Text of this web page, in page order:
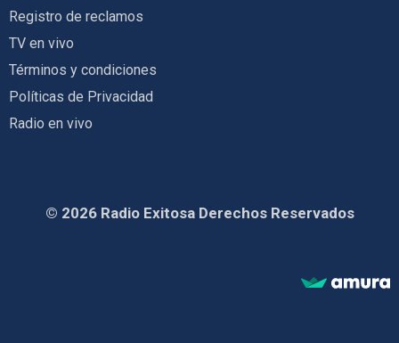
Registro de reclamos
TV en vivo
Términos y condiciones
Políticas de Privacidad
Radio en vivo
© 2026 Radio Exitosa Derechos Reservados